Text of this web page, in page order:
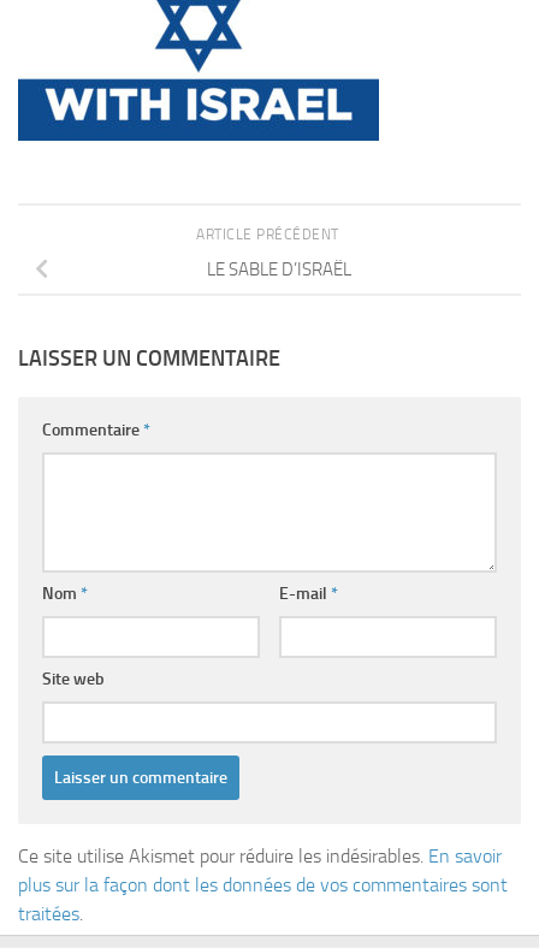
ARTICLE PRÉCÉDENT
LE SABLE D’ISRAËL
LAISSER UN COMMENTAIRE
Commentaire*
Nom * E-mail *
Site web
Ce site utilise Akismet pour réduire les indésirables. En savoir
plus sur la façon dont les données de vos commentaires sont
traitées.